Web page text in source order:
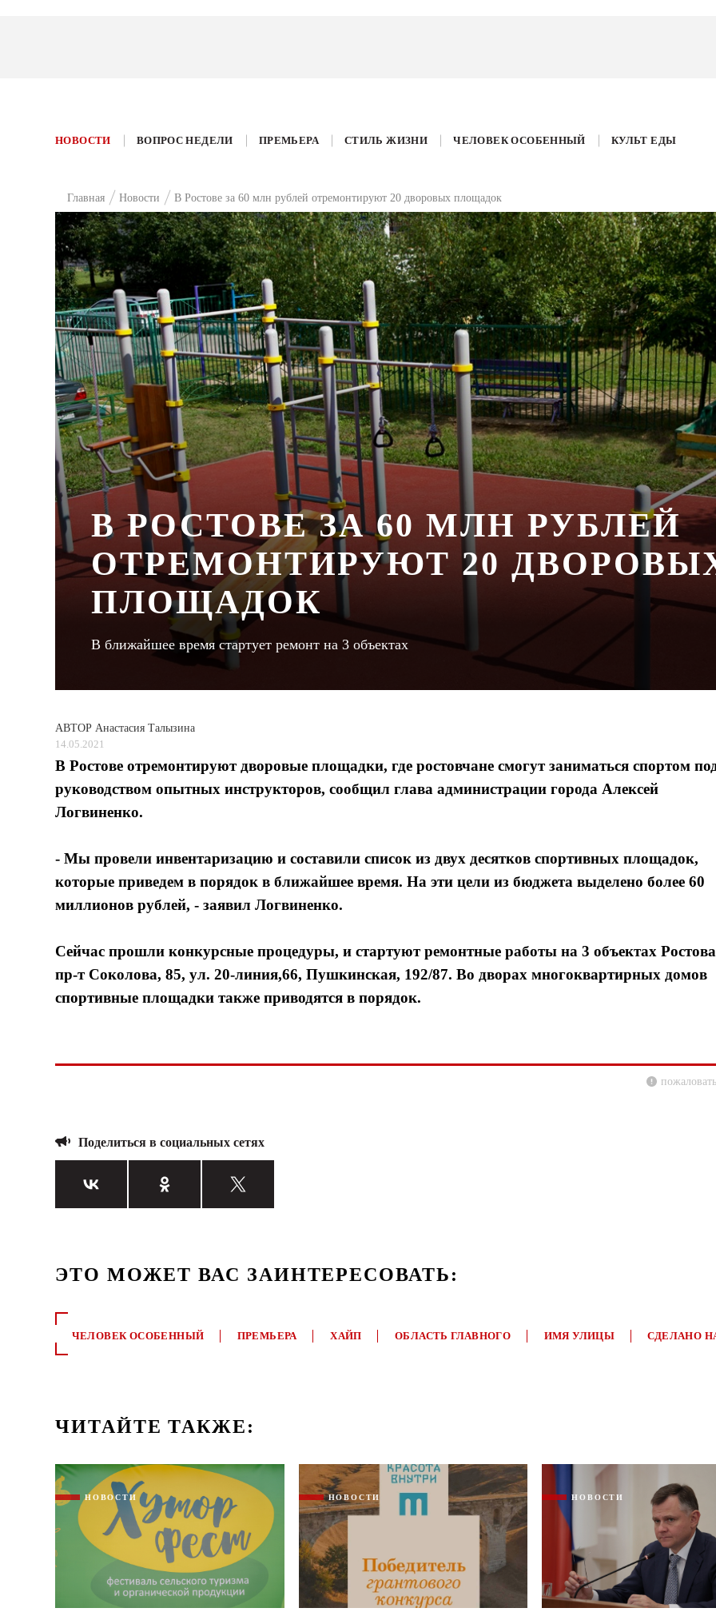
НОВОСТИ ВОПРОС НЕДЕЛИ ПРЕМЬЕРА СТИЛЬ ЖИЗНИ ЧЕЛОВЕК ОСОБЕННЫЙ КУЛЬТ ЕДЫ
Главная Новости В Ростове за 60 млн рублей отремонтируют 20 дворовых площадок
В РОСТОВЕ ЗА 60 МЛН РУБЛЕЙ
ОТРЕМОНТИРУЮТ 20
ПЛОЩАДОК
В ближайшее время стартует ремонт на 3 объектах
АВТОР Анастасия Талызина
14.05.2021
В Ростове отремонтируют дворовые площадки, где ростовчане смогут заниматься спортом
руководством опытных инструкторов, сообщил глава администрации города Алексей
Логвиненко.
- Мы провели инвентаризацию и составили список из двух десятков спортивных площадок,
которые приведем в порядок в ближайшее время. На эти цели из бюджета выделено более 60
миллионов рублей, - заявил Логвиненко.
Сейчас прошли конкурсные процедуры, и стартуют ремонтные работы на 3 объектах
пр-т Соколова, 85, ул. 20-линия,66, Пушкинская, 192/87. Во дворах многоквартирных домов
спортивные площадки также приводятся в порядок.
Поделиться в социальных сетях
ЭТО МОЖЕТ ВАС ЗАИНТЕРЕСОВАТЬ:
ЧЕЛОВЕК ОСОБЕННЫЙ ПРЕМЬЕРА ХАЙП ОБЛАСТЬ ГЛАВНОГО ИМЯ УЛИЦЫ СДЕЛАНО
ЧИТАЙТЕ ТАКЖЕ:
НОВОСТИ НОВОСТИ НОВОСТИ
Я согласен сполитикой конфиденциальности и защиты информации*
Я согласен сполитикой конфиденциальности и защиты информации*